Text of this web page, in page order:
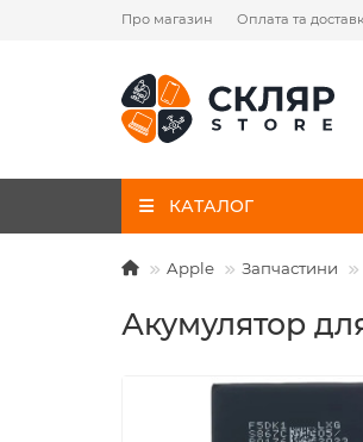
Про магазин Оплата та
КАТАЛОГ
Apple Запчастини
Акумулятор